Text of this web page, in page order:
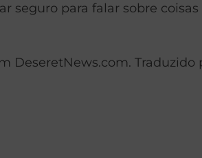
seguro para falar sobre coisas
DeseretNews.com. Traduzido